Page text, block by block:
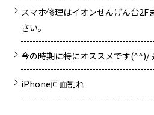
スマホ修理はイオンせんげん台2F
さい。
今の時期に特にオススメです(^^)/
iPhone画面割れ